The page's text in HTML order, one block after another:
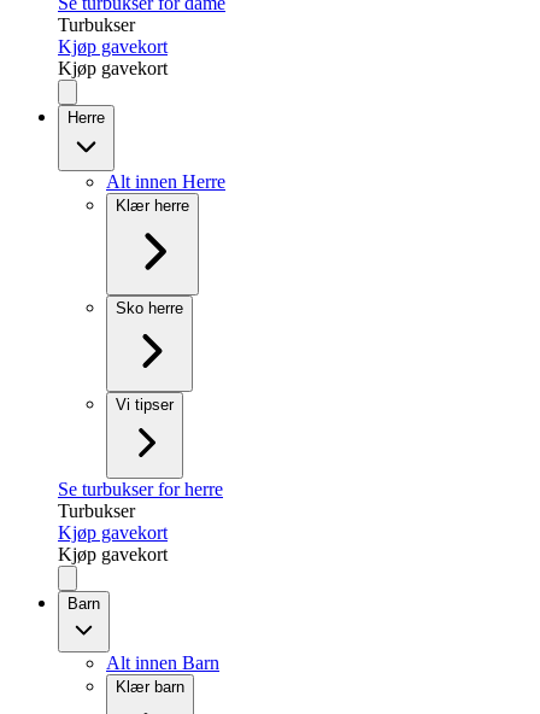
Turbukser
Kjøp gavekort
Kjøp gavekort
Herre
Alt innen Herre
Klær herre
Sko herre
Vi tipser
Se turbukser for herre
Turbukser
Kjøp gavekort
Kjøp gavekort
Barn
Alt innen Barn
Klær barn